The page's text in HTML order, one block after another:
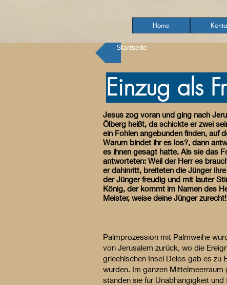
Home
Startseite
Einzug als
Jesus zog voran und ging nach
Ölberg heißt, da schickte er zwei
ein Fohlen angebunden finden, auf
Warum bindet ihr es los?, dann
es ihnen gesagt hatte. Als sie das
antworteten: Weil der Herr es
er dahinritt, breiteten die Jünger
der Jünger freudig und mit lauter
König, der kommt im Namen des
Meister, weise deine Jünger
Palmprozession mit Palmweihe
von Jerusalem zurück, wo die
griechischen Insel Delos gab es zu
wurden. Im ganzen
standen sie für Unabhängigkeit und